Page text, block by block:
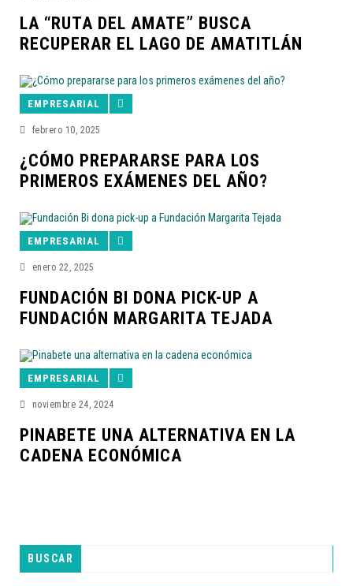
LA “RUTA DEL AMATE” BUSCA
RECUPERAR EL LAGO DE AMATITLÁN
EMPRESARIAL
febrero 10, 2025
¿CÓMO PREPARARSE PARA LOS
PRIMEROS EXÁMENES DEL AÑO?
EMPRESARIAL
enero 22, 2025
FUNDACIÓN BI DONA PICK-UP A
FUNDACIÓN MARGARITA TEJADA
EMPRESARIAL
noviembre 24, 2024
PINABETE UNA ALTERNATIVA EN LA
CADENA ECONÓMICA
BUSCAR